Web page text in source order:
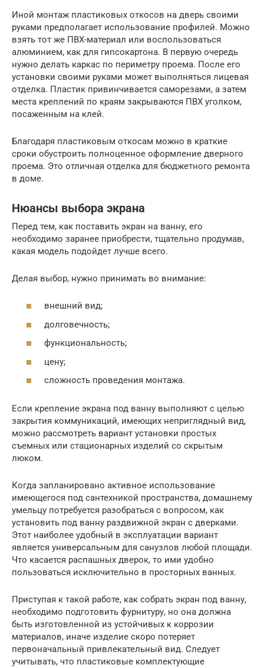
Иной монтаж пластиковых откосов на дверь своими
руками предполагает использование профилей. Можно
взять тот же ПВХ-материал или воспользоваться
алюминием, как для гипсокартона. В первую очередь
нужно делать каркас по периметру проема. После его
установки своими руками может выполняться лицевая
отделка. Пластик привинчивается саморезами, а затем
места креплений по краям закрываются ПВХ уголком,
посаженным на клей.
Благодаря пластиковым откосам можно в краткие
сроки обустроить полноценное оформление дверного
проема. Это отличная отделка для бюджетного ремонта
в доме.
Нюансы выбора экрана
Перед тем, как поставить экран на ванну, его
необходимо заранее приобрести, тщательно продумав,
какая модель подойдет лучше всего.
Делая выбор, нужно принимать во внимание:
внешний вид;
долговечность;
функциональность;
цену;
сложность проведения монтажа.
Если крепление экрана под ванну выполняют с целью
закрытия коммуникаций, имеющих неприглядный вид,
можно рассмотреть вариант установки простых
съемных или стационарных изделий со скрытым
люком.
Когда запланировано активное использование
имеющегося под сантехникой пространства, домашнему
умельцу потребуется разобраться с вопросом, как
установить под ванну раздвижной экран с дверками.
Этот наиболее удобный в эксплуатации вариант
является универсальным для санузлов любой площади.
Что касается распашных дверок, то ими удобно
пользоваться исключительно в просторных ванных.
Приступая к такой работе, как собрать экран под ванну,
необходимо подготовить фурнитуру, но она должна
быть изготовленной из устойчивых к коррозии
материалов, иначе изделие скоро потеряет
первоначальный привлекательный вид. Следует
учитывать, что пластиковые комплектующие